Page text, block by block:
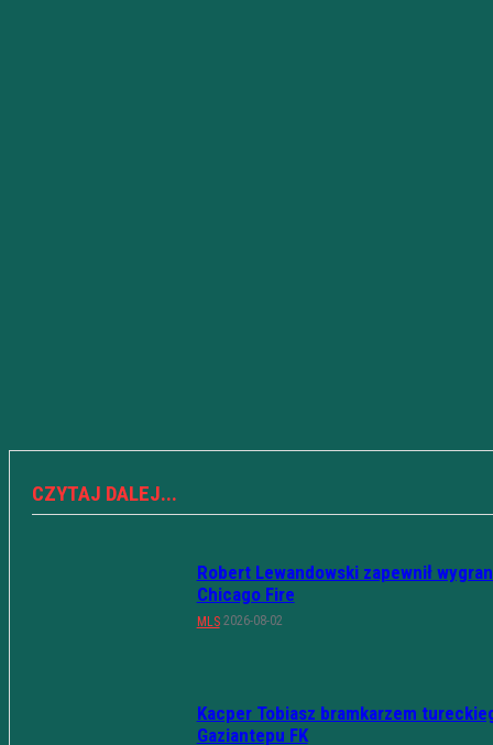
CZYTAJ DALEJ...
Robert Lewandowski zapewnił
Chicago Fire
MLS 2026-08-02
Kacper Tobiasz bramkarzem
Gaziantepu FK